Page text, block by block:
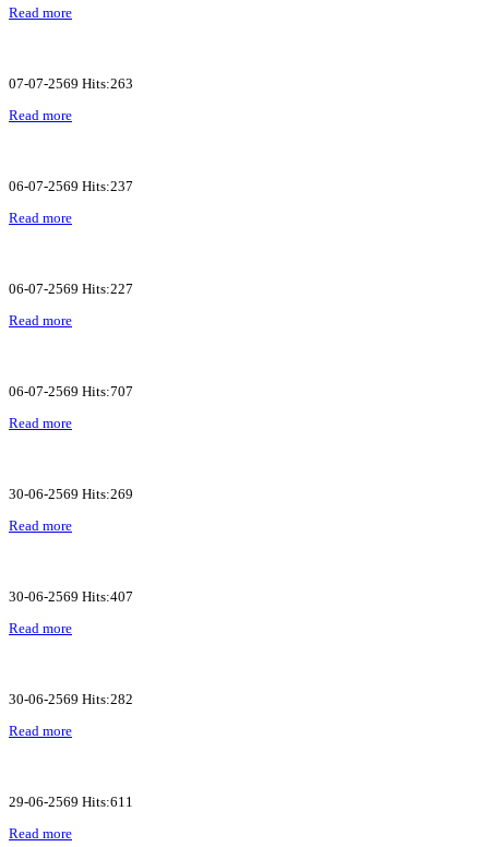
Read more
07-07-2569 Hits:263
Read more
06-07-2569 Hits:237
Read more
06-07-2569 Hits:227
Read more
06-07-2569 Hits:707
Read more
30-06-2569 Hits:269
Read more
30-06-2569 Hits:407
Read more
30-06-2569 Hits:282
Read more
29-06-2569 Hits:611
Read more